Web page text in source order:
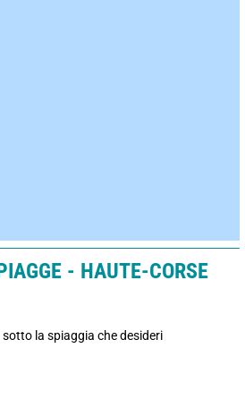
- HAUTE-CORSE
la spiaggia che desideri